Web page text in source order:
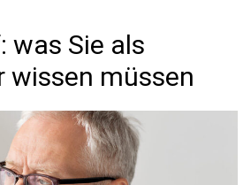
was Sie als
wissen müssen